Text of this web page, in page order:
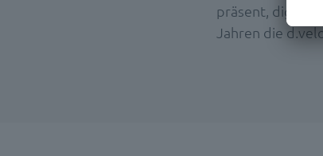
präsent, digital
Jahren die